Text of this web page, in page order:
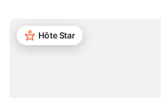
Hôte Star